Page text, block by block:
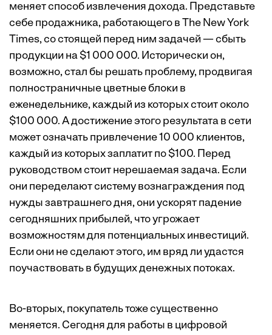
меняет способ извлечения дохода. Представьте
себе продажника, работающего в The New York
Times, со стоящей перед ним задачей — сбыть
продукции на $1 000 000. Исторически он,
возможно, стал бы решать проблему, продвигая
полностраничные цветные блоки в
еженедельнике, каждый из которых стоит около
$100 000. А достижение этого результата в сети
может означать привлечение 10 000 клиентов,
каждый из которых заплатит по $100. Перед
руководством стоит нерешаемая задача. Если
они переделают систему вознаграждения под
нужды завтрашнего дня, они ускорят падение
сегодняшних прибылей, что угрожает
возможностям для потенциальных инвестиций.
Если они не сделают этого, им вряд ли удастся
поучаствовать в будущих денежных потоках.
Во-вторых, покупатель тоже существенно
меняется. Сегодня для работы в цифровой